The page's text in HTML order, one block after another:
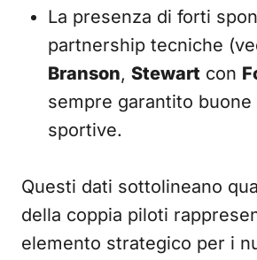
La presenza di forti
partnership tecniche
Branson, Stewart con
sempre garantito
sportive.
Questi dati sottolineano
della coppia piloti
elemento strategico per i